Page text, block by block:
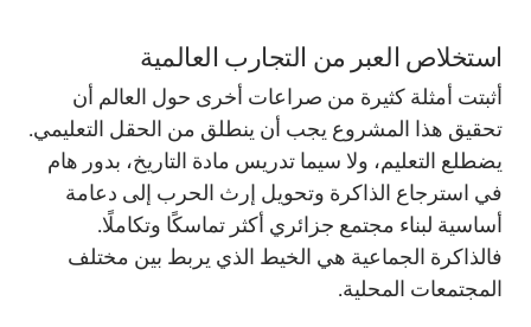
استخلاص العبر من التجارب العالمية
أثبتت أمثلة كثيرة من صراعات أخرى حول العالم أن
تحقيق هذا المشروع يجب أن ينطلق من الحقل التعليمي.
يضطلع التعليم، ولا سيما تدريس مادة التاريخ، بدور هام
في استرجاع الذاكرة وتحويل إرث الحرب إلى دعامة
أساسية لبناء مجتمع جزائري أكثر تماسكًا وتكاملًا.
فالذاكرة الجماعية هي الخيط الذي يربط بين مختلف
المجتمعات المحلية.